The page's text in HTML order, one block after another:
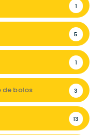
1
5
1
de bolos 3
13